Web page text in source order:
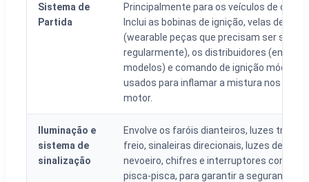
Sistema de
Partida
Principalmente para os veículos de
Inclui as bobinas de ignição, velas de
(wearable peças que precisam ser
regularmente), os distribuidores (em
modelos) e comando de ignição módulos,
usados para inflamar a mistura nos
motor.
Iluminação e
sistema de
sinalização
Envolve os faróis dianteiros, luzes
freio, sinaleiras direcionais, luzes de
nevoeiro, chifres e interruptores
pisca-pisca, para garantir a segurança